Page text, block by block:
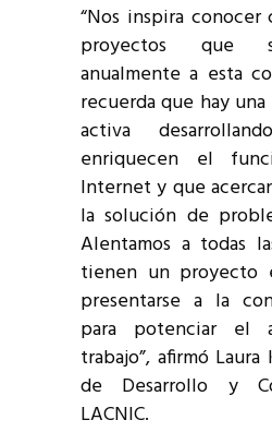
“Nos inspira conocer
proyectos que
anualmente a esta
recuerda que hay
activa
enriquecen el
Internet y que
la solución de
Alentamos a todas
tienen un proyecto
presentarse a la
para potenciar el
trabajo”, afirmó
de Desarrollo y
LACNIC.